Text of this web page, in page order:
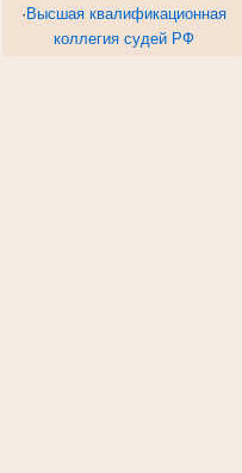
· Высшая квалификационная
коллегия судей РФ